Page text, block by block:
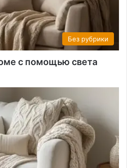
Без рубрики
с помощью света